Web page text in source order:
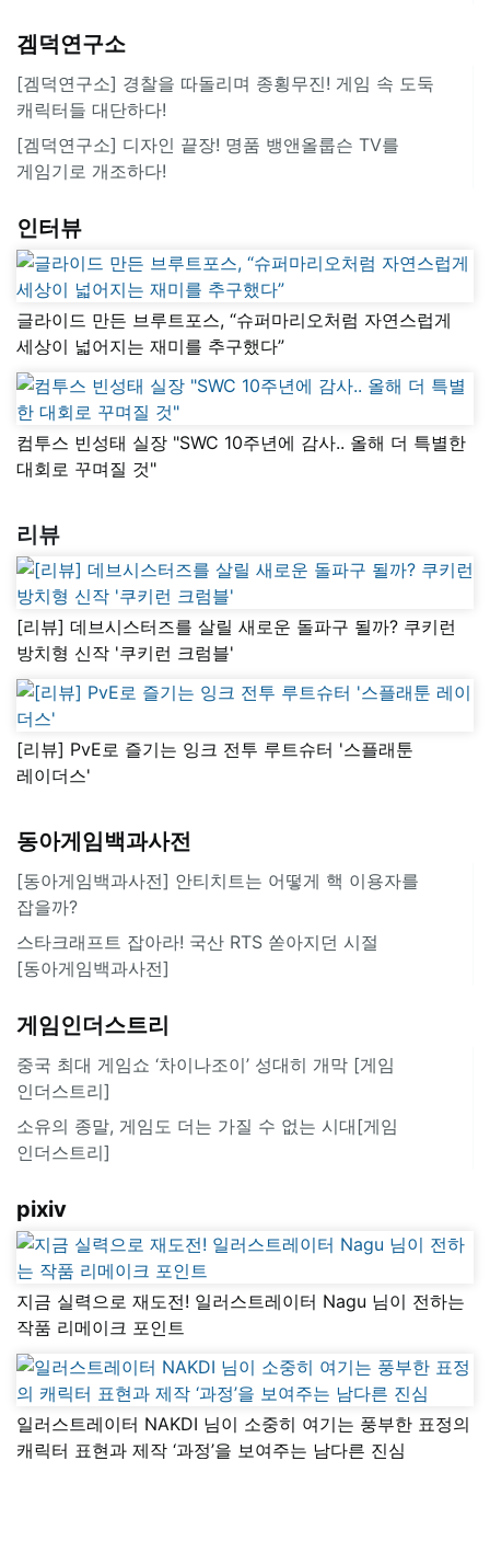
겜덕연구소
[겜덕연구소] 경찰을 따돌리며 종횡무진! 게임 속 도둑
캐릭터들 대단하다!
[겜덕연구소] 디자인 끝장! 명품 뱅앤올룹슨 TV를
게임기로 개조하다!
인터뷰
글라이드 만든 브루트포스, “슈퍼마리오처럼 자연스럽게
세상이 넓어지는 재미를 추구했다”
컴투스 빈성태 실장 "SWC 10주년에 감사.. 올해 더 특별한
대회로 꾸며질 것"
리뷰
[리뷰] 데브시스터즈를 살릴 새로운 돌파구 될까? 쿠키런
방치형 신작 '쿠키런 크럼블'
[리뷰] PvE로 즐기는 잉크 전투 루트슈터 '스플래툰
레이더스'
동아게임백과사전
[동아게임백과사전] 안티치트는 어떻게 핵 이용자를
잡을까?
스타크래프트 잡아라! 국산 RTS 쏟아지던 시절
[동아게임백과사전]
게임인더스트리
중국 최대 게임쇼 ‘차이나조이’ 성대히 개막 [게임
인더스트리]
소유의 종말, 게임도 더는 가질 수 없는 시대[게임
인더스트리]
pixiv
지금 실력으로 재도전! 일러스트레이터 Nagu 님이 전하는
작품 리메이크 포인트
일러스트레이터 NAKDI 님이 소중히 여기는 풍부한 표정의
캐릭터 표현과 제작 ‘과정’을 보여주는 남다른 진심